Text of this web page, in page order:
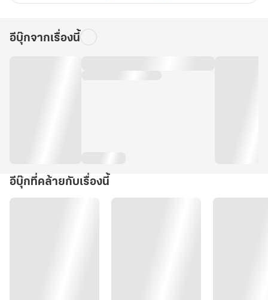
อีบุ๊กจากเรื่องนี้
อีบุ๊กที่คล้ายกับเรื่องนี้